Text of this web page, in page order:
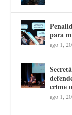
para
ago 1,
crime
ago 1,